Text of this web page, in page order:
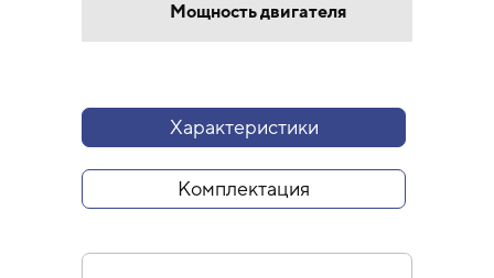
Мощность двигателя
Характеристики
Комплектация